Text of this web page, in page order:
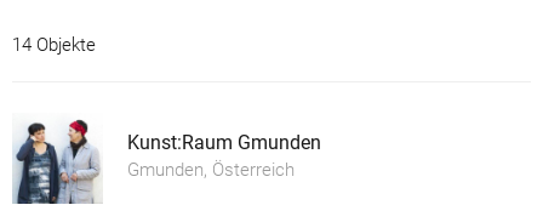
14 Objekte
Kunst:Raum Gmunden
Gmunden, Österreich